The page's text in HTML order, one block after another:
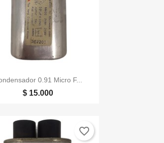
Vista rápida
0.91 Micro F...
$ 15.000
favorite_border